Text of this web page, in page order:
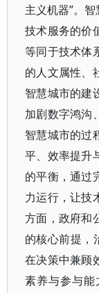
主义机器”。
技术服务的价
等同于技术体
的人文属性、
智慧城市的建
加剧数字鸿沟
智慧城市的过
平、效率提升
的平衡，通过
力运行，让技
方面，政府和
的核心前提，
在决策中兼顾
素养与参与